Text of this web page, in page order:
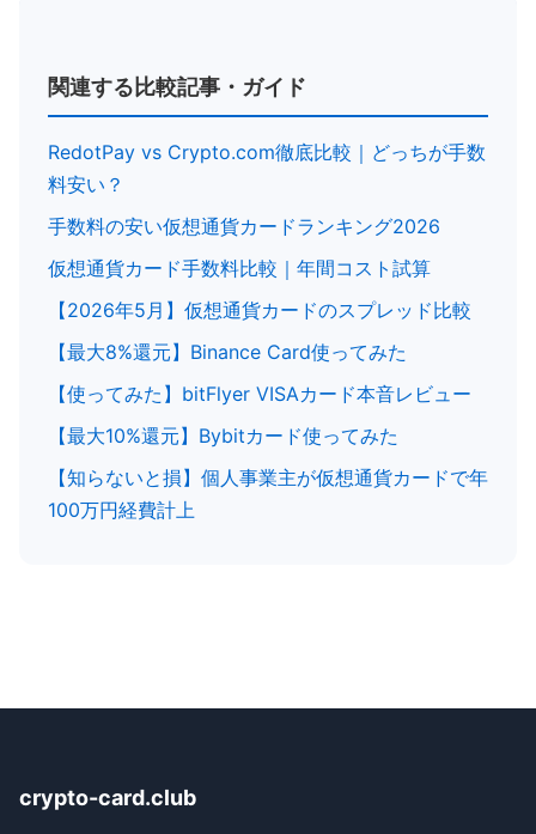
関連する比較記事・ガイド
RedotPay vs Crypto.com徹底比較｜どっちが手数
料安い？
手数料の安い仮想通貨カードランキング2026
仮想通貨カード手数料比較｜年間コスト試算
【2026年5月】仮想通貨カードのスプレッド比較
【最大8%還元】Binance Card使ってみた
【使ってみた】bitFlyer VISAカード本音レビュー
【最大10%還元】Bybitカード使ってみた
【知らないと損】個人事業主が仮想通貨カードで年
100万円経費計上
crypto-card.club